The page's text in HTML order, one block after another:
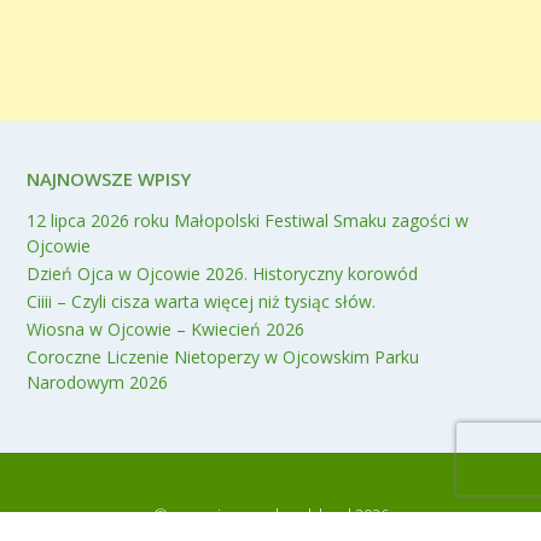
NAJNOWSZE WPISY
12 lipca 2026 roku Małopolski Festiwal Smaku zagości w
Ojcowie
Dzień Ojca w Ojcowie 2026. Historyczny korowód
Ciiii – Czyli cisza warta więcej niż tysiąc słów.
Wiosna w Ojcowie – Kwiecień 2026
Coroczne Liczenie Nietoperzy w Ojcowskim Parku
Narodowym 2026
© www.ojcow.malopolska.pl 2026